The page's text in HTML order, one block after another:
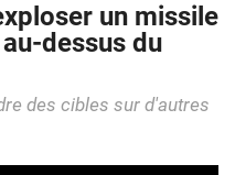
un missile
dessus du
des cibles sur d'autres